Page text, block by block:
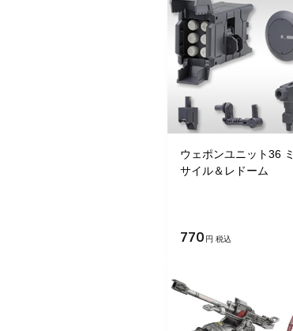
ウェポンユニット36 ミ
サイル＆レドーム
770 円 税込